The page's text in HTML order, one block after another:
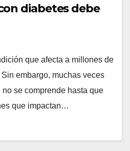
diabetes debe
que afecta a millones de
embargo, muchas veces
se comprende hasta que
que impactan…